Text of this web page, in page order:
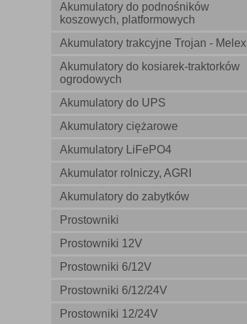
Akumulatory do podnośników
koszowych, platformowych
Akumulatory trakcyjne Trojan - Melex
Akumulatory do kosiarek-traktorków
ogrodowych
Akumulatory do UPS
Akumulatory ciężarowe
Akumulatory LiFePO4
Akumulator rolniczy, AGRI
Akumulatory do zabytków
Prostowniki
Prostowniki 12V
Prostowniki 6/12V
Prostowniki 6/12/24V
Prostowniki 12/24V